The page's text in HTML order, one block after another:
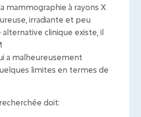
mammographie à rayons X
irradiante et peu
alternative clinique existe, il
a malheureusement
limites en termes de
doit: